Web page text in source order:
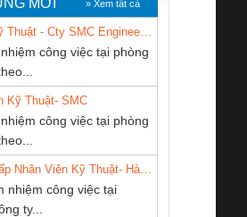
chuỗi
pin
16I+
Bộ giám sát dòng
TRANSCLINIC 16I+
(2008130000)
TY TNHH
BỊ CÔNG
NIHON
VIỆT
Cty TNHH TM QC
» Xem tất cả
công việc tại phòng
Kỹ Thuật- SMC
công việc tại phòng
nhiệm công việc tại
ty...